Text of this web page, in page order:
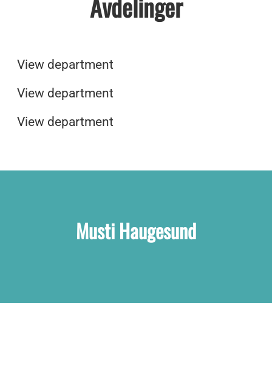
Ledige stillinger i våre Musti-
View department
View department
Ledige stillinger på Musti sitt
View department
Musti Haugesund